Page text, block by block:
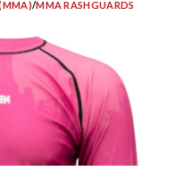
/MMA RASHGUARDS